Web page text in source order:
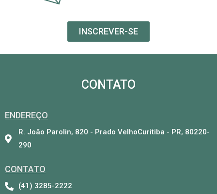
INSCREVER-SE
CONTATO
ENDEREÇO
R. João Parolin, 820 - Prado VelhoCuritiba - PR, 80220-
290
CONTATO
(41) 3285-2222